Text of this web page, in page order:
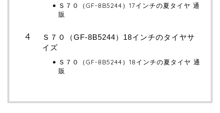
Ｓ７０（GF-8B5244）17インチの夏タイヤ 通
販
Ｓ７０（GF-8B5244）18インチのタイヤサ
イズ
Ｓ７０（GF-8B5244）18インチの夏タイヤ 通
販